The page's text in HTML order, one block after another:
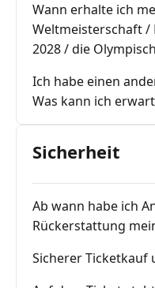
Wann erhalte ich
Weltmeisterschaft
2028 / die
Ich habe einen
Was kann ich
Sicherheit
Ab wann habe ich
Rückerstattung
Sicherer Ticketkauf